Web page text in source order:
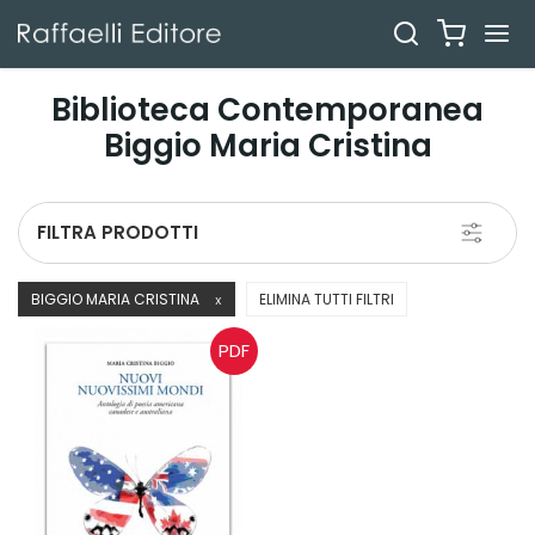
Biblioteca Contemporanea
Biggio Maria Cristina
Toggle
FILTRA PRODOTTI
BIGGIO MARIA CRISTINA X ELIMINA TUTTI FILTRI
PDF